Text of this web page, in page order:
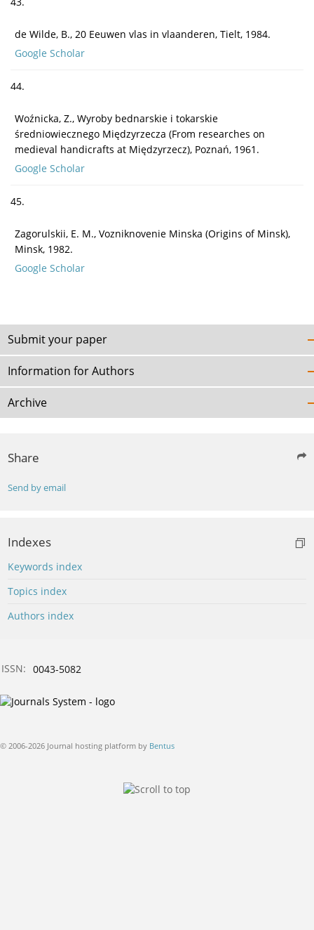
de Wilde, B., 20 Eeuwen vlas in vlaanderen, Tielt, 1984.
Google Scholar
44.
Woźnicka, Z., Wyroby bednarskie i tokarskie
średniowiecznego Międzyrzecza (From researches on
medieval handicrafts at Międzyrzecz), Poznań, 1961.
Google Scholar
45.
Zagorulskii, E. M., Vozniknovenie Minska (Origins of Minsk),
Minsk, 1982.
Google Scholar
Submit your paper
Information for Authors
Archive
Share
Send by email
Indexes
Keywords index
Topics index
Authors index
ISSN: 0043-5082
© 2006-2026 Journal hosting platform by Bentus